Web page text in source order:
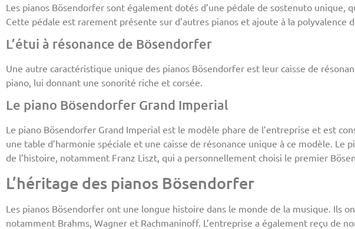
Les pianos Bösendorfer sont également dotés d’une pédale de sostenuto unique,
Cette pédale est rarement présente sur d’autres pianos et ajoute à la polyvalence
L’étui à résonance de Bösendorfer
Une autre caractéristique unique des pianos Bösendorfer est leur caisse de
piano, lui donnant une sonorité riche et corsée.
Le piano Bösendorfer Grand Imperial
Le piano Bösendorfer Grand Imperial est le modèle phare de l’entreprise et est
une table d’harmonie spéciale et une caisse de résonance unique à ce modèle.
de l’histoire, notamment Franz Liszt, qui a personnellement choisi le premier
L’héritage des pianos Bösendorfer
Les pianos Bösendorfer ont une longue histoire dans le monde de la musique. Ils
notamment Brahms, Wagner et Rachmaninoff. L’entreprise a également reçu de